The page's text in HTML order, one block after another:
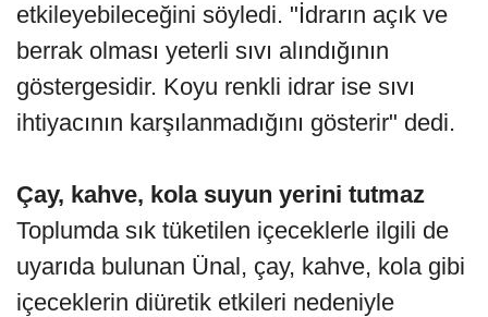
etkileyebileceğini söyledi. "İdrarın açık ve
berrak olması yeterli sıvı alındığının
göstergesidir. Koyu renkli idrar ise sıvı
ihtiyacının karşılanmadığını gösterir" dedi.
Çay, kahve, kola suyun yerini tutmaz
Toplumda sık tüketilen içeceklerle ilgili de
uyarıda bulunan Ünal, çay, kahve, kola gibi
içeceklerin diüretik etkileri nedeniyle